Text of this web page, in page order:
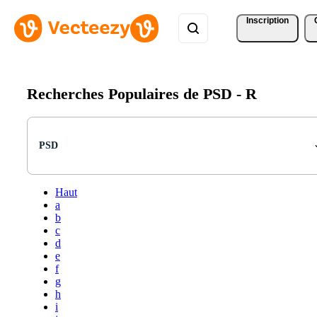
Inscription
Recherches Populaires de PSD - R
PSD
Haut
a
b
c
d
e
f
g
h
i